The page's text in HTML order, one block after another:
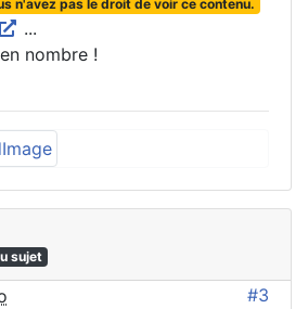
n'avez pas le droit de voir ce contenu.
...
nombre !
sujet
#3